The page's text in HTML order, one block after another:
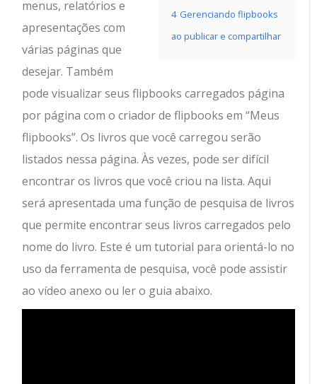
4 Gerenciando flipbooks
ao publicar e compartilhar
menus, relatórios e
apresentações com
várias páginas que
desejar. Também
pode visualizar seus flipbooks carregados página
por página com o criador de flipbooks em “Meus
flipbooks”. Os livros que você carregou serão
listados nessa página. Às vezes, pode ser difícil
encontrar os livros que você criou na lista. Aqui
será apresentada uma função de pesquisa de livros
que permite encontrar seus livros carregados pelo
nome do livro. Este é um tutorial para orientá-lo no
uso da ferramenta de pesquisa, você pode assistir
ao vídeo anexo ou ler o guia abaixo.